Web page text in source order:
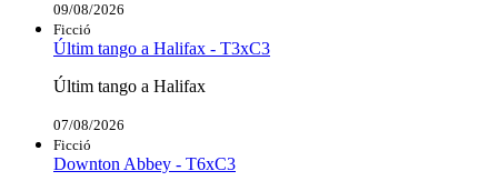
09/08/2026
Ficció
Últim tango a Halifax - T3xC3
Últim tango a Halifax
07/08/2026
Ficció
Downton Abbey - T6xC3